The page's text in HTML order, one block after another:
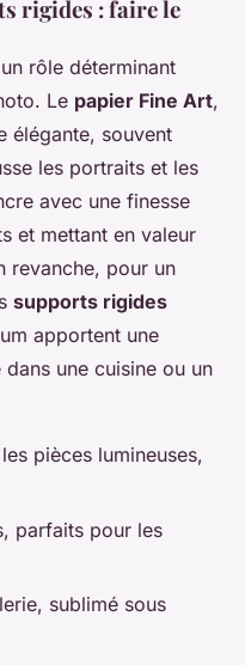
rigides : faire le
rôle déterminant
Le papier Fine Art,
élégante, souvent
les portraits et les
avec une finesse
et mettant en valeur
revanche, pour un
supports rigides
apportent une
une cuisine ou un
pièces lumineuses,
parfaits pour les
sublimé sous